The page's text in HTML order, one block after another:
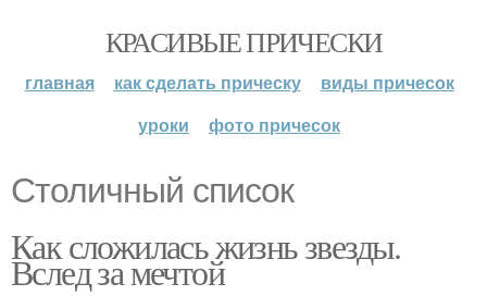
КРАСИВЫЕ ПРИЧЕСКИ
главная как сделать прическу
виды причесок
уроки
фото причесок
Столичный список
Как сложилась жизнь звезды.
Вслед за мечтой